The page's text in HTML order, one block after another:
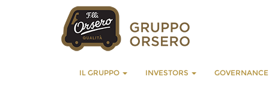
IL GRUPPO INVESTORS GOVERNANCE